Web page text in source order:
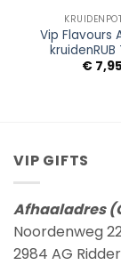
Vip Flavours
€7,95
VIP GIFTS
Afhaaladres
Noordenweg
2984 AG